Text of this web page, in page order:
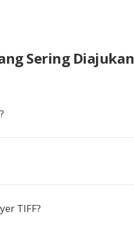
Sering Diajukan
TIFF?